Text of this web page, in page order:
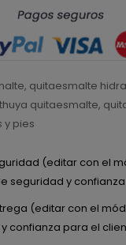
, quitaesmalte
thuya quitaesmalte,
y pies
(editar con el
seguridad y
(editar con el
confianza para el